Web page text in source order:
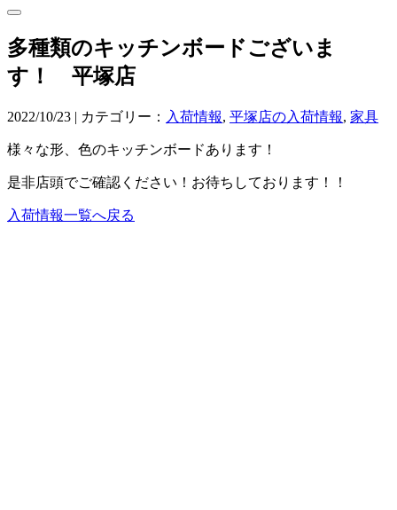
多種類のキッチンボードございま
す！ 平塚店
2022/10/23 | カテゴリー： 入荷情報, 平塚店の入荷情報, 家具
様々な形、色のキッチンボードあります！
是非店頭でご確認ください！お待ちしております！！
入荷情報一覧へ戻る